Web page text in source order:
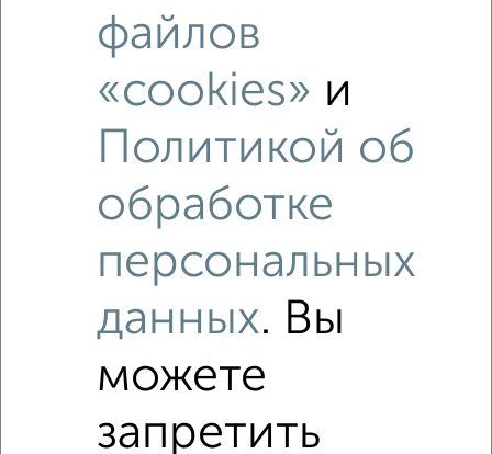
Похожие предложения рядом
2‑комнатные квартиры недалеко от Ростовская 100БкА
файлов
«cookies» и
Политикой об
обработке
персональных
данных. Вы
можете
запретить